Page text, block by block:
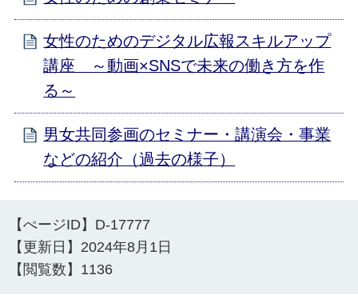
女性のためのデジタル広報スキルアップ
講座 ～動画×SNSで未来の働き方を作
る～
男女共同参画のセミナー・講演会・事業
などの紹介（過去の様子）
【ぺージID】 D-17777
【更新日】 2024年8月1日
【閲覧数】 1136